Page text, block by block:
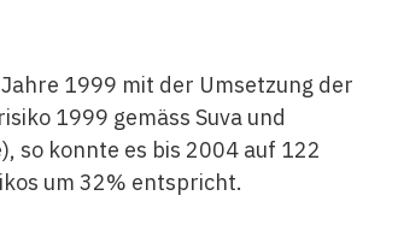
1999 mit der Umsetzung der
1999 gemäss Suva und
so konnte es bis 2004 auf 122
um 32% entspricht.